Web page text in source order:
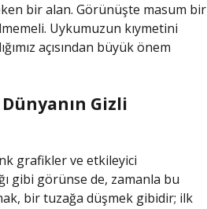
bir alan. Görünüşte masum bir
Uykumuzun kıymetini
açısından büyük önem
Dünyanın Gizli
grafikler ve etkileyici
gibi görünse de, zamanla bu
bir tuzağa düşmek gibidir; ilk